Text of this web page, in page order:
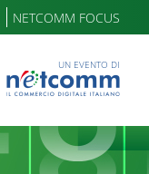
NETCOMM FOCUS
UN EVENTO DI